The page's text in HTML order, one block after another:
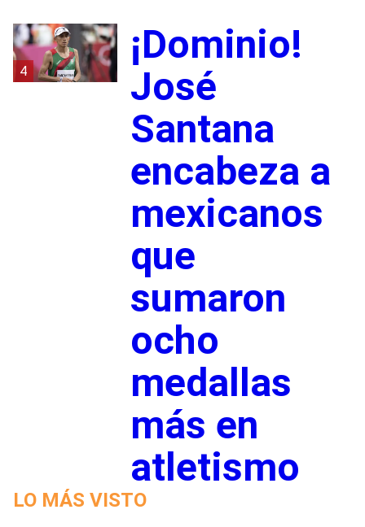
4
¡Dominio!
José
Santana
encabeza a
mexicanos
que
sumaron
ocho
medallas
más en
atletismo
LO MÁS VISTO